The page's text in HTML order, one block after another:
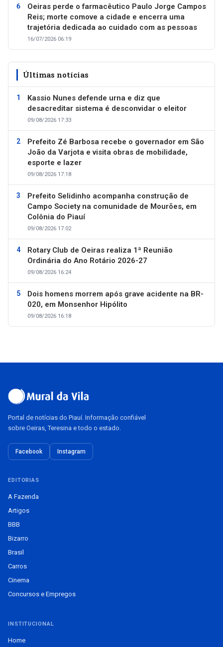
Oeiras perde o farmacêutico Paulo Jorge Campos
Reis; morte comove a cidade e encerra uma
trajetória dedicada ao cuidado com as pessoas
16/07/2026 06:19
Últimas notícias
Kassio Nunes defende urna e diz que
desacreditar sistema é desconvidar o eleitor
09/08/2026 17:33
Prefeito Zé Barbosa recebe o governador em São
João da Varjota e visita obras de mobilidade,
esporte e lazer
09/08/2026 17:18
Prefeito Selidinho acompanha construção de
Campo Society na comunidade de Mourões, em
Colônia do Piauí
09/08/2026 17:02
Rotary Club de Oeiras realiza 1ª Reunião
Ordinária do Ano Rotário 2026-27
09/08/2026 16:24
Dois homens morrem após grave acidente na BR-
020, em Monsenhor Hipólito
09/08/2026 16:18
Portal de notícias do Piauí. Informação confiável
sobre Oeiras, Teresina e todo o estado.
Facebook Instagram
EDITORIAS
A Fazenda
Artigos
BBB
Bizarro
Brasil
Carros
Cinema
Concursos e Empregos
INSTITUCIONAL
Home